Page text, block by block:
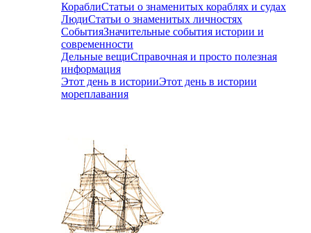
КораблиСтатьи о знаменитых кораблях и судах
ЛюдиСтатьи о знаменитых личностях
СобытияЗначительные события истории и
современности
Дельные вещиСправочная и просто полезная
информация
Этот день в историиЭтот день в истории
мореплавания